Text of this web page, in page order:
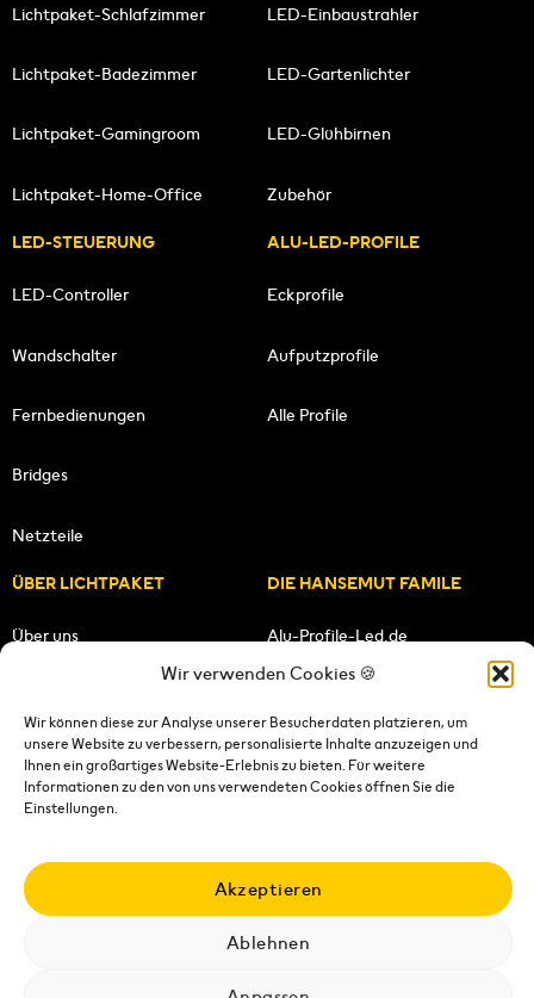
Wir verwenden Cookies 🍪
Wir können diese zur Analyse unserer Besucherdaten platzieren, um
unsere Website zu verbessern, personalisierte Inhalte anzuzeigen und
Ihnen ein großartiges Website-Erlebnis zu bieten. Für weitere
Informationen zu den von uns verwendeten Cookies öffnen Sie die
Einstellungen.
Akzeptieren
Ablehnen
Lichtpaket-Schlafzimmer
Lichtpaket-Badezimmer
Lichtpaket-Gamingroom
Lichtpaket-Home-Office
LED-Einbaustrahler
LED-Gartenlichter
LED-Glühbirnen
Zubehör
LED-STEUERUNG
LED-Controller
Wandschalter
Fernbedienungen
Bridges
Netzteile
ALU-LED-PROFILE
Eckprofile
Aufputzprofile
Alle Profile
ÜBER LICHTPAKET
Über uns
Unser Team
DIE HANSEMUT FAMILE
Alu-Profile-Led.de
Lichtpaket.de
Datenschutzerklärung|Wiederrufsrecht